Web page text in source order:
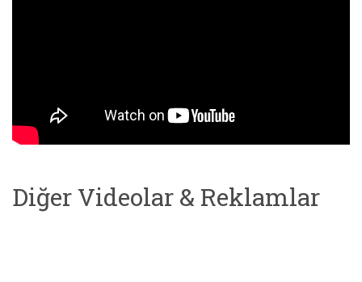
Diğer Videolar & Reklamlar